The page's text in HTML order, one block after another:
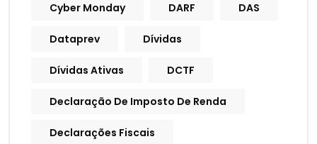
Cyber Monday DARF DAS
Dataprev Dívidas
Dívidas Ativas DCTF
Declaração De Imposto De Renda
Declarações Fiscais